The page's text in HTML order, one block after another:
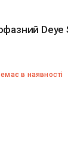
Deye
в наявності